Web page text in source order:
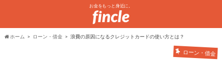
お金をもっと身近に。
ホーム ローン・借金 浪費の原因になるクレジットカードの使い方とは？
ローン・借金